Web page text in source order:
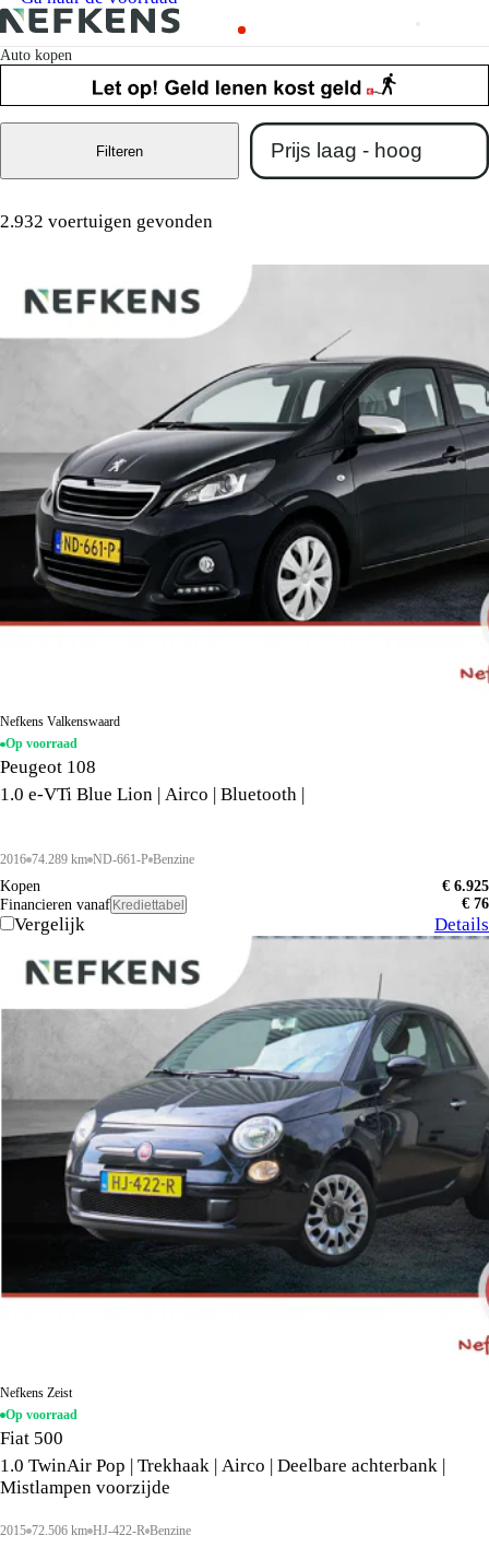
Auto kopen
2.932 voertuigen gevonden
Filteren
Nefkens Valkenswaard
Op voorraad
Peugeot 108
1.0 e-VTi Blue Lion | Airco | Bluetooth |
2016 74.289 km ND-661-P Benzine
Kopen
€ 6.925
Financieren vanaf Krediettabel € 76
Vergelijk Details
Nefkens Zeist
Op voorraad
Fiat 500
1.0 TwinAir Pop | Trekhaak | Airco | Deelbare achterbank |
Mistlampen voorzijde
2015 72.506 km HJ-422-R Benzine